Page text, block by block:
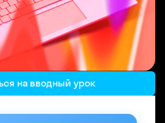
на вводный урок